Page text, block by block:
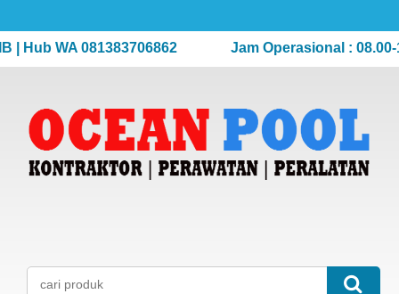
WA 081383706862 Jam Operasional : 08.00-